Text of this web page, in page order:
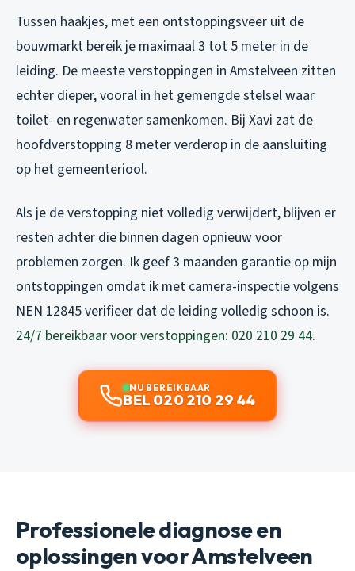
Tussen haakjes, met een ontstoppingsveer uit de
bouwmarkt bereik je maximaal 3 tot 5 meter in de
leiding. De meeste verstoppingen in Amstelveen zitten
echter dieper, vooral in het gemengde stelsel waar
toilet- en regenwater samenkomen. Bij Xavi zat de
hoofdverstopping 8 meter verderop in de aansluiting
op het gemeenteriool.
Als je de verstopping niet volledig verwijdert, blijven er
resten achter die binnen dagen opnieuw voor
problemen zorgen. Ik geef 3 maanden garantie op mijn
ontstoppingen omdat ik met camera-inspectie volgens
NEN 12845 verifieer dat de leiding volledig schoon is.
24/7 bereikbaar voor verstoppingen: 020 210 29 44.
NU BEREIKBAAR
BEL 020 210 29 44
Professionele diagnose en
oplossingen voor Amstelveen